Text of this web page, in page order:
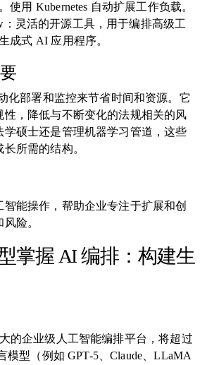
使用 Kubernetes 自动扩展工作负载。
：灵活的开源工具，用于编排高级工
成式 AI 应用程序。
化部署和监控来节省时间和资源。它
性，降低与不断变化的法规相关的风
学硕士还是管理机器学习管道，这些
所需的结构。
能操作，帮助企业专注于扩展和创
险。
掌握 AI 编排：构建生
的企业级人工智能编排平台，将超过
模型（例如 GPT-5、Claude、LLaMA